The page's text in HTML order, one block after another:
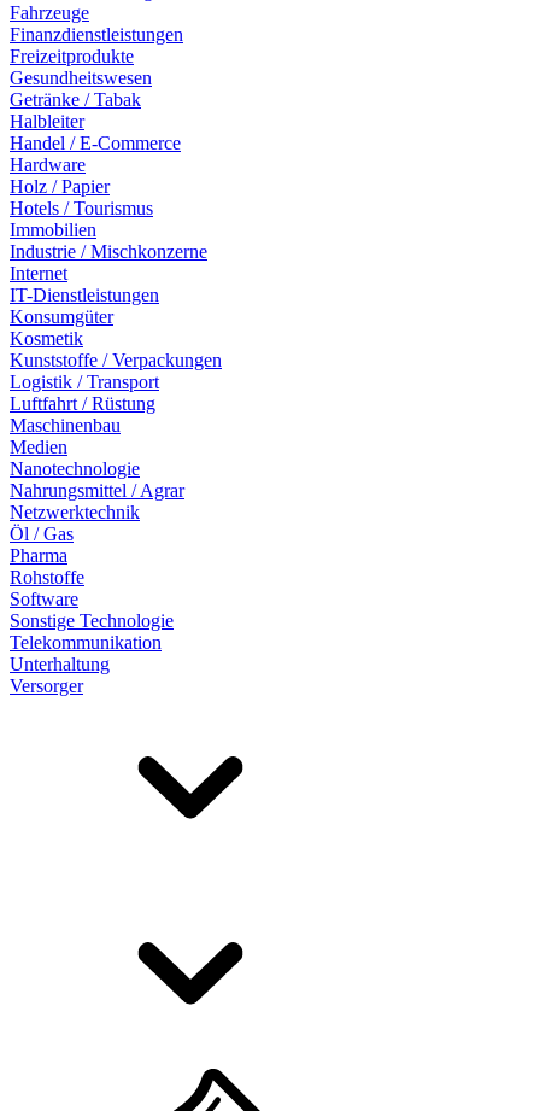
Fahrzeuge
Finanzdienstleistungen
Freizeitprodukte
Gesundheitswesen
Getränke / Tabak
Halbleiter
Handel / E-Commerce
Hardware
Holz / Papier
Hotels / Tourismus
Immobilien
Industrie / Mischkonzerne
Internet
IT-Dienstleistungen
Konsumgüter
Kosmetik
Kunststoffe / Verpackungen
Logistik / Transport
Luftfahrt / Rüstung
Maschinenbau
Medien
Nanotechnologie
Nahrungsmittel / Agrar
Netzwerktechnik
Öl / Gas
Pharma
Rohstoffe
Software
Sonstige Technologie
Telekommunikation
Unterhaltung
Versorger